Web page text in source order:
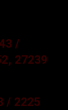
/
27239
/ 2225